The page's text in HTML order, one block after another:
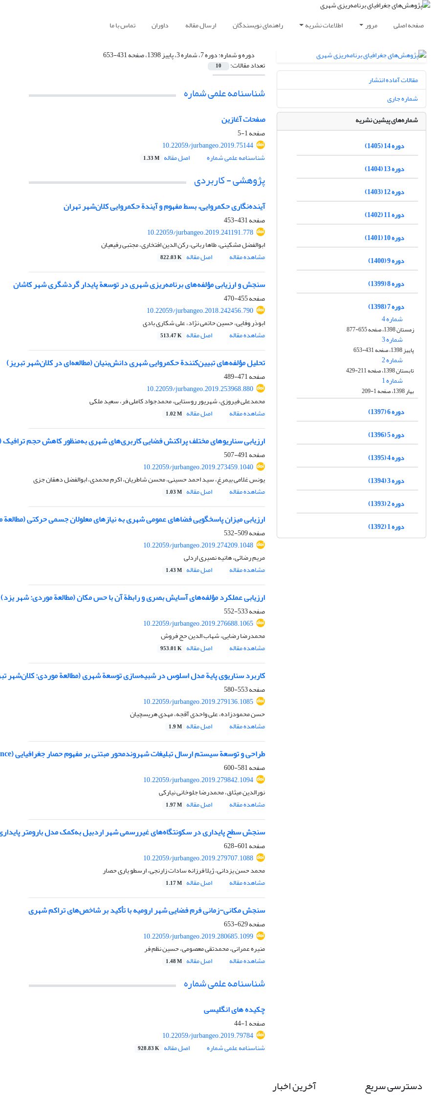
صفحه اصلی مرور اطلاعات نشریه راهنمای نویسندگان ارسال مقاله داوران تماس با ما
دوره و شماره:دوره 7، شماره 3، پاییز 1398، صفحه 431-653
تعداد مقالات: 10
شناسنامه علمی شماره
صفحات آغازین
صفحه1-5
10.22059/jurbangeo.2019.75144
شناسنامه علمی شماره
اصل مقاله 1.33 M
پژوهشی - کاربردی
آینده‌نگاری حکمروایی، بسط مفهوم و آیندة حکمروایی کلان‌شهر تهران
صفحه431-453
10.22059/jurbangeo.2019.241191.778
ابوالفضل مشکینی، طاها ربانی، رکن الدین افتخاری، مجتبی رفیعیان
مشاهده مقاله
اصل مقاله 822.03 K
سنجش و ارزیابی مؤلفه‌های برنامه‌ریزی شهری در توسعة پایدار گردشگری شهر کاشان
صفحه455-470
10.22059/jurbangeo.2018.242456.790
ابوذر وفایی، حسین حاتمی نژاد، علی شکاری بادی
مشاهده مقاله
اصل مقاله 513.47 K
تحلیل مؤلفه‌های تبیین‌کنندة حکمروایی شهری دانش‌بنیان (مطالعه‌ای در کلان‌شهر تبریز)
صفحه471-489
10.22059/jurbangeo.2019.253968.880
محمدعلی فیروزی، شهریور روستایی، محمدجواد کاملی فر، سعید ملکی
مشاهده مقاله
اصل مقاله 1.02 M
ارزیابی سناریوهای مختلف پراکنش فضایی کاربری‌های شهری به‌منظور کاهش حجم
صفحه491-507
10.22059/jurbangeo.2019.273459.1040
یونس غلامی بیمرغ، سید احمد حسینی، محسن شاطریان، اکرم محمدی، ابوالفضل دهقان جزی
مشاهده مقاله
اصل مقاله 1.03 M
ارزیابی میزان پاسخگویی فضاهای عمومی شهری به نیازهای معلولان جسمی حرکتی
صفحه509-532
10.22059/jurbangeo.2019.274209.1048
مریم رضائی، هانیه نصیری اردلی
مشاهده مقاله
اصل مقاله 1.43 M
ارزیابی عملکرد مؤلفه‌های آسایش بصری و رابطة آن با حس مکان (مطالعة موردی: شهر یزد)
صفحه533-552
10.22059/jurbangeo.2019.276688.1065
محمدرضا رضایی، شهاب الدین حج فروش
مشاهده مقاله
اصل مقاله 953.01 K
کاربرد سناریوی پایة مدل اسلوس در شبیه‌سازی توسعة شهری (مطالعة موردی: کلان‌شهر
صفحه553-580
10.22059/jurbangeo.2019.279136.1085
حسن محمودزاده، علی واحدی آقجه، مهدی هریسچیان
مشاهده مقاله
اصل مقاله 1.9 M
طراحی و توسعة سیستم ارسال تبلیغات شهروندمحور مبتنی بر مفهوم حصار جغرافیایی (Geofence)
صفحه581-600
10.22059/jurbangeo.2019.279842.1094
نورالدین میثاق، محمدرضا جلوخانی نیارکی
مشاهده مقاله
اصل مقاله 1.97 M
سنجش سطح پایداری در سکونتگاه‌های غیررسمی شهر اردبیل به‌کمک مدل بارومتر
صفحه601-628
10.22059/jurbangeo.2019.279707.1088
محمد حسن یزدانی، ژیلا فرزانه سادات زارنجی، ارسطو یاری حصار
مشاهده مقاله
اصل مقاله 1.17 M
سنجش مکانی-زمانی فرم فضایی شهر ارومیه با تأکید بر شاخص‌های تراکم شهری
صفحه629-653
10.22059/jurbangeo.2019.280685.1099
منیره عمرانی، محمدتقی معصومی، حسین نظم فر
مشاهده مقاله
اصل مقاله 1.48 M
شناسنامه علمی شماره
چکیده های انگلیسی
صفحه1-44
10.22059/jurbangeo.2019.79784
شناسنامه علمی شماره
اصل مقاله 928.83 K
مقالات آماده انتشار
شماره جاری
شماره‌های پیشین نشریه
دوره 14 (1405)
دوره 13 (1404)
دوره 12 (1403)
دوره 11 (1402)
دوره 10 (1401)
دوره 9 (1400)
دوره 8 (1399)
دوره 7 (1398)
شماره 4
زمستان 1398، صفحه 655-877
شماره 3
پاییز 1398، صفحه 431-653
شماره 2
تابستان 1398، صفحه 211-429
شماره 1
بهار 1398، صفحه 1-209
دوره 6 (1397)
دوره 5 (1396)
دوره 4 (1395)
دوره 3 (1394)
دوره 2 (1393)
دوره 1 (1392)
دسترسی سریع آخرین اخبار